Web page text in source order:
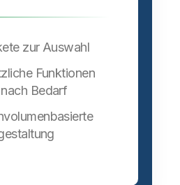
zur Auswahl
Funktionen
Bedarf